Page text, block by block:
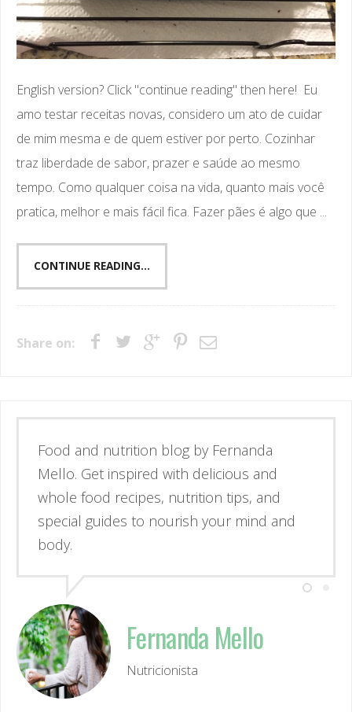
English version? Click "continue reading" then here! Eu
amo testar receitas novas, considero um ato de cuidar
de mim mesma e de quem estiver por perto. Cozinhar
traz liberdade de sabor, prazer e saúde ao mesmo
tempo. Como qualquer coisa na vida, quanto mais você
pratica, melhor e mais fácil fica. Fazer pães é algo que ...
CONTINUE READING...
Share on:
Esse é o blog da nutricionista Fernanda
Mello. Se inspire através de receitas
simples e deliciosas, alimentos de verdade
e guias para nutrir corpo e mente.
Nutricionista